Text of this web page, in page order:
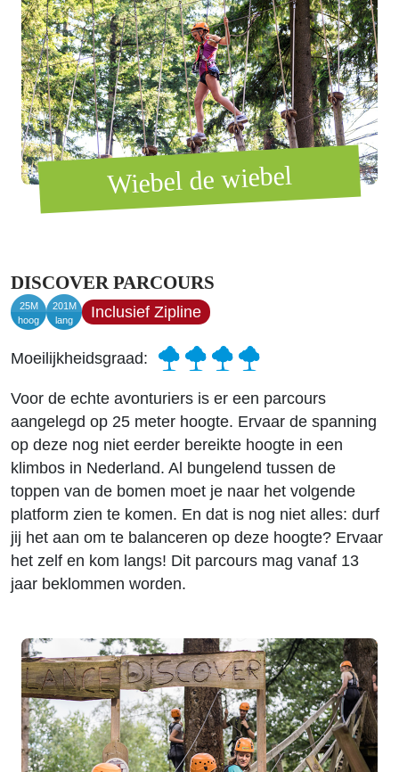
Wiebel de wiebel
DISCOVER PARCOURS
25M
hoog
201M
lang
Inclusief Zipline
Moeilijkheidsgraad:
Voor de echte avonturiers is er een parcours
aangelegd op 25 meter hoogte. Ervaar de spanning
op deze nog niet eerder bereikte hoogte in een
klimbos in Nederland. Al bungelend tussen de
toppen van de bomen moet je naar het volgende
platform zien te komen. En dat is nog niet alles: durf
jij het aan om te balanceren op deze hoogte? Ervaar
het zelf en kom langs! Dit parcours mag vanaf 13
jaar beklommen worden.